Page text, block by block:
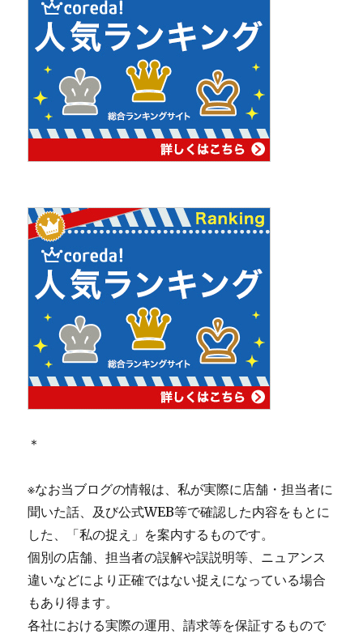
＊
※なお当ブログの情報は、私が実際に店舗・担当者に
聞いた話、及び公式WEB等で確認した内容をもとに
した、「私の捉え」を案内するものです。
個別の店舗、担当者の誤解や誤説明等、ニュアンス
違いなどにより正確ではない捉えになっている場合
もあり得ます。
各社における実際の運用、請求等を保証するもので